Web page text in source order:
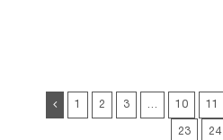
1 2 3 … 10 11
23 24